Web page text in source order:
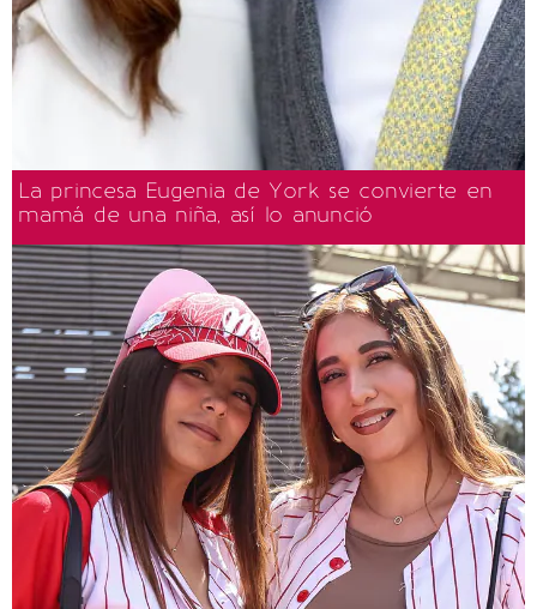
La princesa Eugenia de York se convierte en
mamá de una niña, así lo anunció